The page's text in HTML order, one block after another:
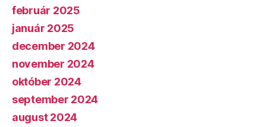
február 2025
január 2025
december 2024
november 2024
október 2024
september 2024
august 2024